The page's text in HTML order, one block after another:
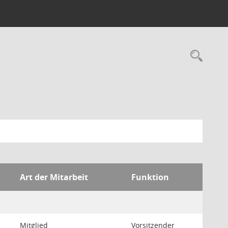
Art der Mitarbeit Funktion
Mitglied Vorsitzender